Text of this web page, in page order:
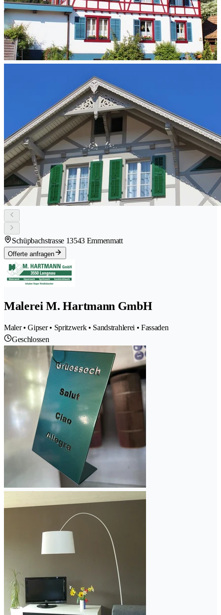
Schüpbachstrasse 13543 Emmenmatt
Offerte anfragen
Malerei M. Hartmann GmbH
Maler • Gipser • Spritzwerk • Sandstrahlerei • Fassaden
Geschlossen